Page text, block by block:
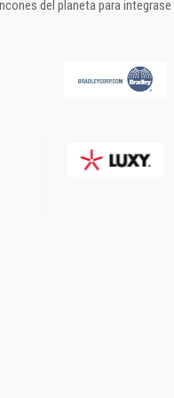
del planeta para